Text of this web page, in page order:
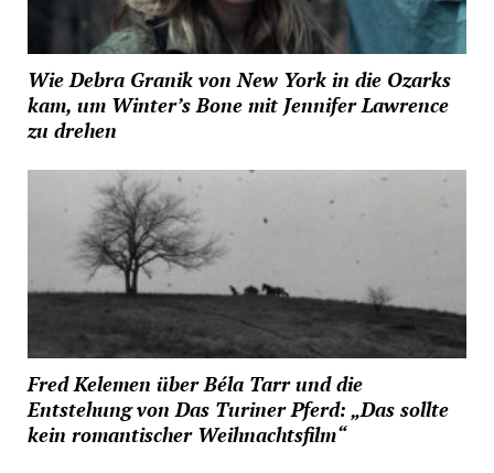
Wie Debra Granik von New York in die Ozarks
kam, um Winter’s Bone mit Jennifer Lawrence
zu drehen
Fred Kelemen über Béla Tarr und die
Entstehung von Das Turiner Pferd: „Das sollte
kein romantischer Weihnachtsfilm“